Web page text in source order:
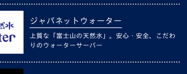
ジャパネットウォーター
上質な「富士山の天然水」。安心・安全、こだわ
りのウォーターサーバー